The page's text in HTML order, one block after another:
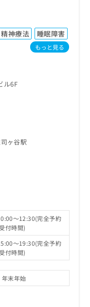
精神療法 睡眠障害
もっと見る
ル6F
ヶ谷駅
～12:30(完全予約
付時間)
～19:30(完全予約
付時間)
年末年始